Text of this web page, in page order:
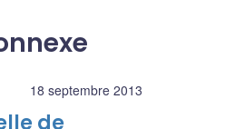
18 septembre 2013